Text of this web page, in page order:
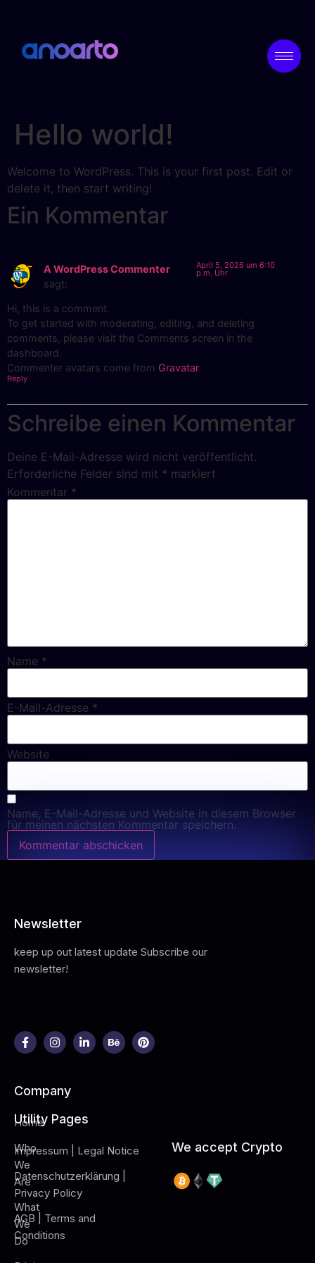
Hello world!
Welcome to WordPress. This is your first post. Edit or
delete it, then start writing!
Ein Kommentar
A WordPress Commenter
sagt:
April 5, 2026 um 6:10
p.m. Uhr
Hi, this is a comment.
To get started with moderating, editing, and deleting
comments, please visit the Comments screen in the
dashboard.
Commenter avatars come from Gravatar.
Reply
Schreibe einen Kommentar
Deine E-Mail-Adresse wird nicht veröffentlicht.
Erforderliche Felder sind mit * markiert
Kommentar *
Name *
E-Mail-Adresse *
Website
Name, E-Mail-Adresse und Website in diesem Browser
für meinen nächsten Kommentar speichern.
Newsletter
keep up out latest update Subscribe our
newsletter!
Company
Home
Who
We
Are
What
We
Do
Utility Pages
Impressum | Legal Notice
Datenschutzerklärung |
Privacy Policy
AGB | Terms and
Conditions
We accept Crypto